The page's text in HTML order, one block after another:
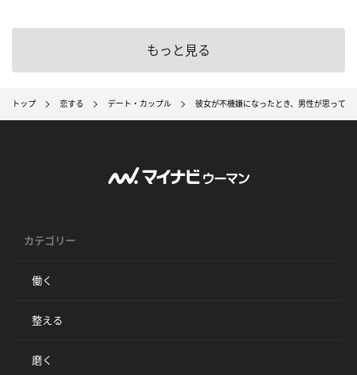
もっと見る
トップ 恋する デート・カップル 彼女が不機嫌になったとき、男性が思ってい
カテゴリー
働く
整える
磨く